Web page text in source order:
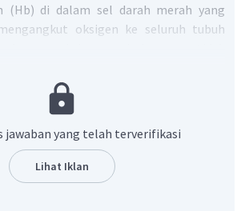
(Hb) di dalam sel darah merah yang
oksigen ke seluruh tubuh
saat beraktifitas, jantung berdebar
manusia, sel darah merah dibuat di
maka akan mengakibatkan
sel darah merah.
pilihan jawaban yang tepat adalah A.
jawaban yang telah terverifikasi
Lihat Iklan